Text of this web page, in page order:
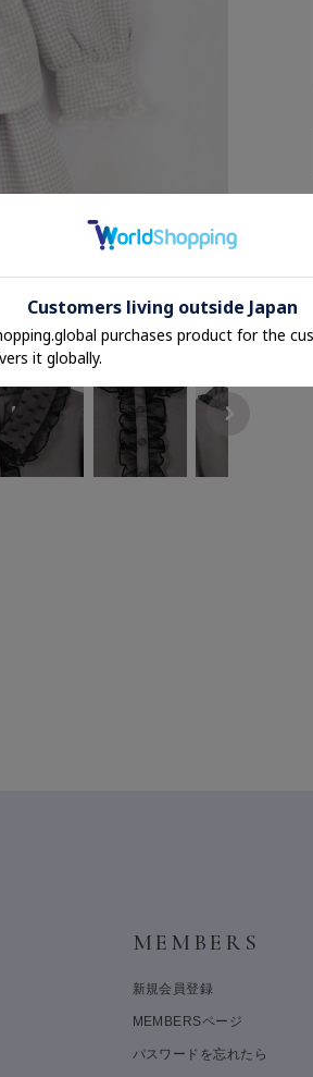
MEMBERS
新規会員登録
MEMBERSページ
パスワードを忘れたら